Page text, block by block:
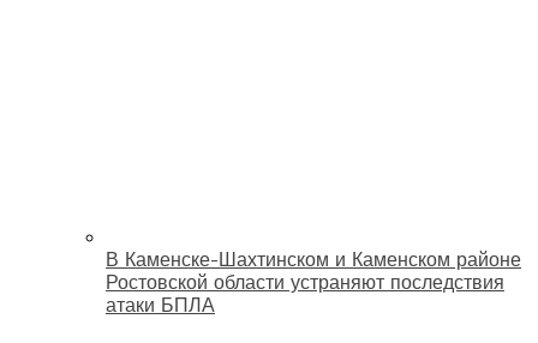
В Каменске-Шахтинском и Каменском районе
Ростовской области устраняют последствия
атаки БПЛА